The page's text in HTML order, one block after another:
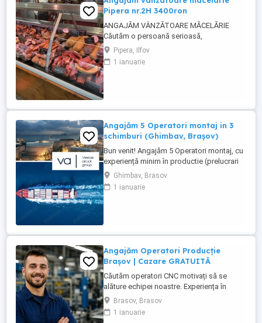
Pipera nr.2H 3400ron
ANGAJĂM VÂNZĂTOARE MĂCELĂRIE
Căutăm o persoană serioasă,
responsabilă și amabilă pentru postul de
vânzătoare într-o măcelărie modernă.
Cerințe: Experiență în domeniul vânzărilor
Rapiditate, ...
Pipera, Ilfov
1 ianuarie
Angajăm 5 Operatori montaj in 3
schimburi (Ghimbav, Brașov)
Bun venit! Angajăm 5 Operatori montaj, cu
experiență minim în productie (prelucrari
prin aschiere). Căutăm persoane serioase,
dornice să învețe și să muncească, se va
oferi instruire la locul de muncă. Program:
Ghimbav, Brasov
1 ianuarie
Angajăm Operatori Producție
Brașov | Cazare GRATUITĂ
Căutăm operatori CNC motivați să se
alăture echipei noastre. Experiența în
domeniu reprezintă un avantaj. Oferim:
Cazare GRATUITĂ în apartamente complet
utilate; Pachet salarial atractiv; Transport
Brasov, Brasov
1 ianuarie